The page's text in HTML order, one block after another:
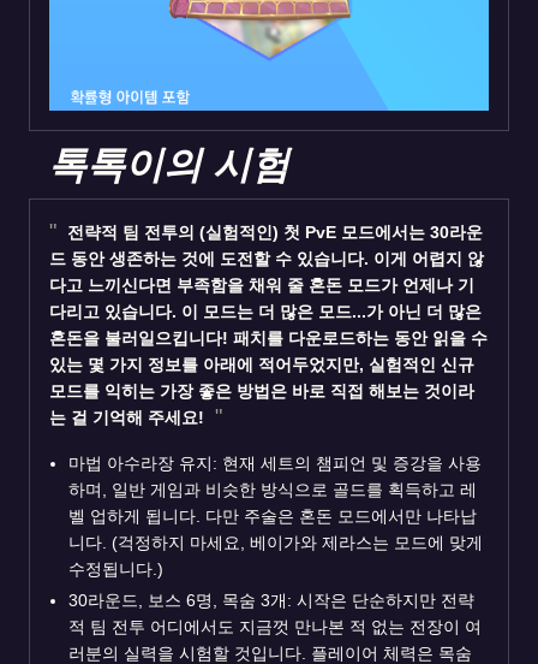
톡톡이의 시험
전략적 팀 전투의 (실험적인) 첫 PvE 모드에서는 30라운
드 동안 생존하는 것에 도전할 수 있습니다. 이게 어렵지 않
다고 느끼신다면 부족함을 채워 줄 혼돈 모드가 언제나 기
다리고 있습니다. 이 모드는 더 많은 모드...가 아닌 더 많은
혼돈을 불러일으킵니다! 패치를 다운로드하는 동안 읽을 수
있는 몇 가지 정보를 아래에 적어두었지만, 실험적인 신규
모드를 익히는 가장 좋은 방법은 바로 직접 해보는 것이라
는 걸 기억해 주세요!
마법 아수라장 유지: 현재 세트의 챔피언 및 증강을 사용
하며, 일반 게임과 비슷한 방식으로 골드를 획득하고 레
벨 업하게 됩니다. 다만 주술은 혼돈 모드에서만 나타납
니다. (걱정하지 마세요, 베이가와 제라스는 모드에 맞게
수정됩니다.)
30라운드, 보스 6명, 목숨 3개: 시작은 단순하지만 전략
적 팀 전투 어디에서도 지금껏 만나본 적 없는 전장이 여
러분의 실력을 시험할 것입니다. 플레이어 체력은 목숨